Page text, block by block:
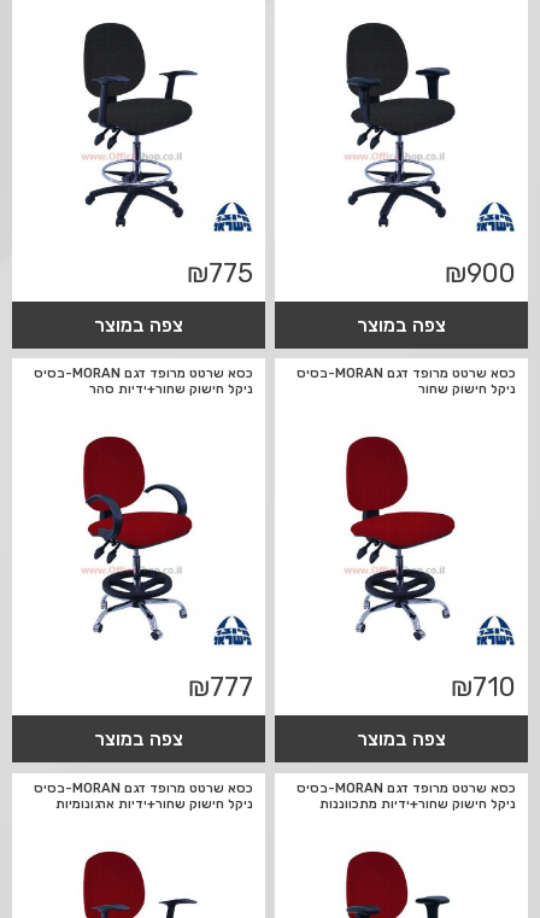
₪900
צפה במוצר
₪775
צפה במוצר
כסא שרטט מרופד דגם MORAN-בסיס
ניקל חישוק שחור
₪710
צפה במוצר
כסא שרטט מרופד דגם MORAN-בסיס
ניקל חישוק שחור+ידיות סהר
₪777
צפה במוצר
כסא שרטט מרופד דגם MORAN-בסיס
ניקל חישוק שחור+ידיות מתכווננות
כסא שרטט מרופד דגם MORAN-בסיס
ניקל חישוק שחור+ידיות ארגונומיות